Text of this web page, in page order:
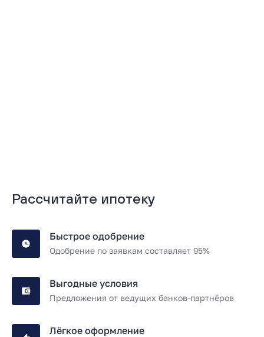
Рассчитайте ипотеку
Быстрое одобрение
Одобрение по заявкам составляет 95%
Выгодные условия
Предложения от ведущих банков-партнёров
Лёгкое оформление